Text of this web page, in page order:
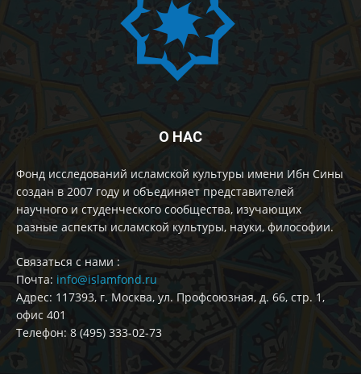
О НАС
Фонд исследований исламской культуры имени Ибн Сины
создан в 2007 году и объединяет представителей
научного и студенческого сообщества, изучающих
разные аспекты исламской культуры, науки, философии.
Cвязаться с нами :
Почта: info@islamfond.ru
Адрес: 117393, г. Москва, ул. Профсоюзная, д. 66, стр. 1,
офис 401
Телефон: 8 (495) 333-02-73